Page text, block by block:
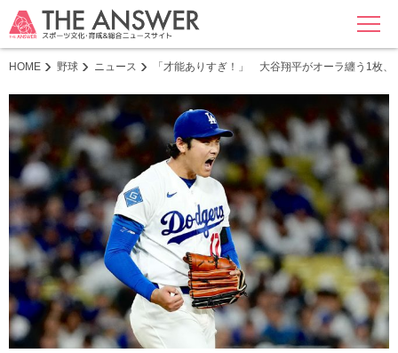
MENU
HOME 野球 ニュース 「才能ありすぎ！」 大谷翔平がオーラ纏う1枚